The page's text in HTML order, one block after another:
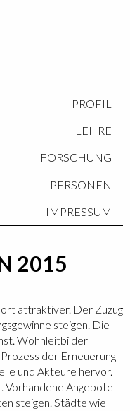
PROFIL
LEHRE
FORSCHUNG
PERSONEN
IMPRESSUM
2015
attraktiver. Der Zuzug
steigen. Die
Wohnleitbilder
der Erneuerung
und Akteure hervor.
Vorhandene Angebote
steigen. Städte wie